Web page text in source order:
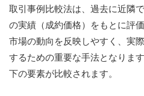
取引事例比較法は、過去に近隣
の実績（成約価格）をもとに評
市場の動向を反映しやすく、実
するための重要な手法となりま
下の要素が比較されます。